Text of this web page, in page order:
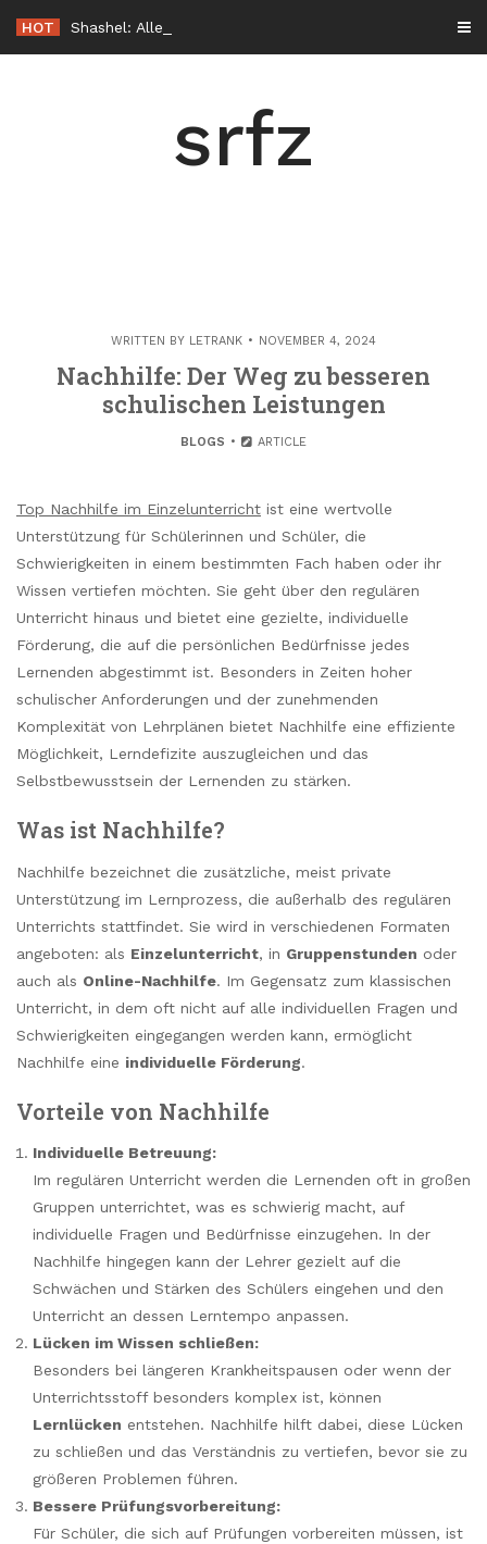
content
HOT
srfz
WRITTEN BY LETRANK NOVEMBER 4, 2024
Nachhilfe: Der Weg zu besseren
schulischen Leistungen
BLOGS ARTICLE
Top Nachhilfe im Einzelunterricht ist eine wertvolle
Unterstützung für Schülerinnen und Schüler, die
Schwierigkeiten in einem bestimmten Fach haben oder ihr
Wissen vertiefen möchten. Sie geht über den regulären
Unterricht hinaus und bietet eine gezielte, individuelle
Förderung, die auf die persönlichen Bedürfnisse jedes
Lernenden abgestimmt ist. Besonders in Zeiten hoher
schulischer Anforderungen und der zunehmenden
Komplexität von Lehrplänen bietet Nachhilfe eine effiziente
Möglichkeit, Lerndefizite auszugleichen und das
Selbstbewusstsein der Lernenden zu stärken.
Was ist Nachhilfe?
Nachhilfe bezeichnet die zusätzliche, meist private
Unterstützung im Lernprozess, die außerhalb des regulären
Unterrichts stattfindet. Sie wird in verschiedenen Formaten
angeboten: als Einzelunterricht, in Gruppenstunden oder
auch als Online-Nachhilfe. Im Gegensatz zum klassischen
Unterricht, in dem oft nicht auf alle individuellen Fragen und
Schwierigkeiten eingegangen werden kann, ermöglicht
Nachhilfe eine individuelle Förderung.
Vorteile von Nachhilfe
Individuelle Betreuung:
Im regulären Unterricht werden die Lernenden oft in großen
Gruppen unterrichtet, was es schwierig macht, auf
individuelle Fragen und Bedürfnisse einzugehen. In der
Nachhilfe hingegen kann der Lehrer gezielt auf die
Schwächen und Stärken des Schülers eingehen und den
Unterricht an dessen Lerntempo anpassen.
Lücken im Wissen schließen:
Besonders bei längeren Krankheitspausen oder wenn der
Unterrichtsstoff besonders komplex ist, können
Lernlücken entstehen. Nachhilfe hilft dabei, diese Lücken
zu schließen und das Verständnis zu vertiefen, bevor sie zu
größeren Problemen führen.
Bessere Prüfungsvorbereitung:
Für Schüler, die sich auf Prüfungen vorbereiten müssen, ist